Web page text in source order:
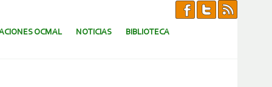
OCMAL NOTICIAS BIBLIOTECA